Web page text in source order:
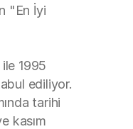
"En İyi
1995
ediliyor.
tarihi
kasım